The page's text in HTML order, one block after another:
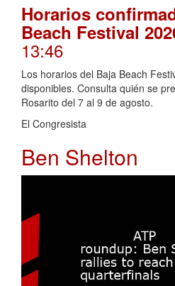
Horarios
Beach Festival
13:46
Los horarios del Baja Beach
disponibles. Consulta quién se
Rosarito del 7 al 9 de agosto.
El Congresista
Ben Shelton